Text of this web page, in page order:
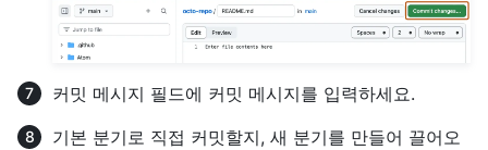
커밋 메시지 필드에 커밋 메시지를 입력하세요.
기본 분기로 직접 커밋할지, 새 분기를 만들어 끌어오